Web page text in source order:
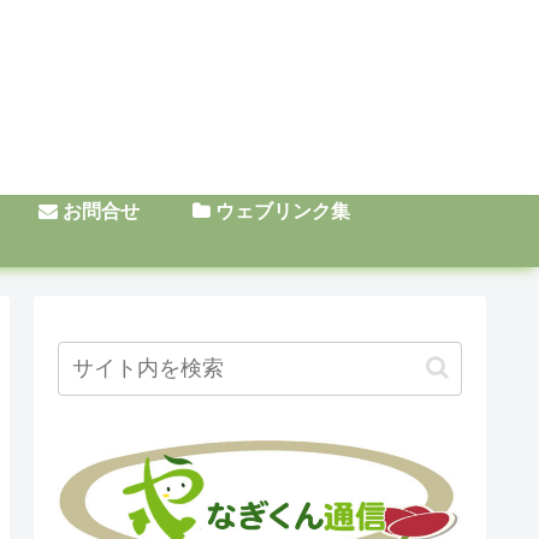
お問合せ ウェブリンク集